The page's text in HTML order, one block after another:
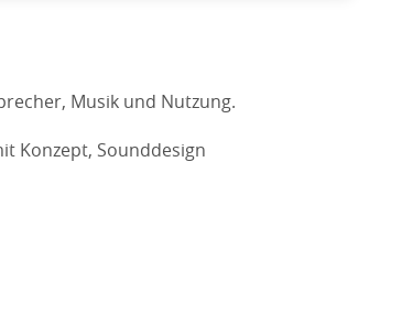
Musik und Nutzung.
Konzept, Sounddesign